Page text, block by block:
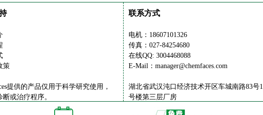
策
提供的产品仅用于科学研究使用，
或治疗程序。
联系方式
电机：18607101326
传真：027-84254680
在线QQ: 3004468088
E-Mail：manager@chemfaces.com
湖北省武汉沌口经济技术开区车城南路83号1
号楼第三层厂房